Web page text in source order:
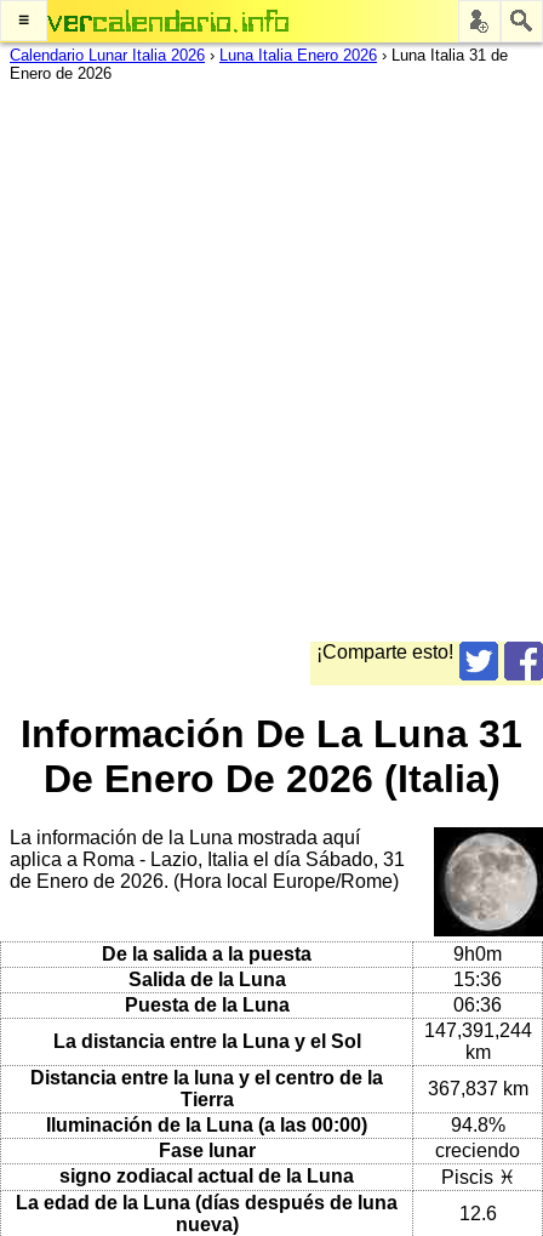
≡
Calendario Lunar Italia 2026 › Luna Italia Enero 2026 › Luna Italia 31 de
Enero de 2026
¡Comparte esto!
Información De La Luna 31
De Enero De 2026 (Italia)
La información de la Luna mostrada aquí
aplica a Roma - Lazio, Italia el día Sábado, 31
de Enero de 2026. (Hora local Europe/Rome)
De la salida a la puesta
9h0m
Salida de la Luna
15:36
Puesta de la Luna
06:36
La distancia entre la Luna y el Sol
147,391,244
km
Distancia entre la luna y el centro de la
Tierra
367,837 km
Iluminación de la Luna (a las 00:00)
94.8%
Fase lunar
creciendo
signo zodiacal actual de la Luna
Piscis ♓
La edad de la Luna (días después de luna
nueva)
12.6